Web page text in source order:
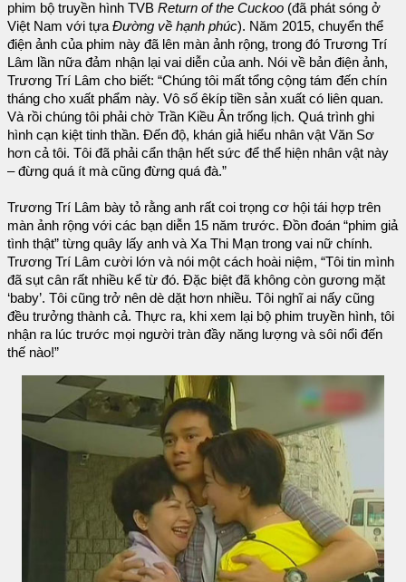
phim bộ truyền hình TVB Return of the Cuckoo (đã phát sóng ở
Việt Nam với tựa Đường về hạnh phúc). Năm 2015, chuyển thể
điện ảnh của phim này đã lên màn ảnh rộng, trong đó Trương Trí
Lâm lần nữa đảm nhận lại vai diễn của anh. Nói về bản điện ảnh,
Trương Trí Lâm cho biết: “Chúng tôi mất tổng cộng tám đến chín
tháng cho xuất phẩm này. Vô số êkíp tiền sản xuất có liên quan.
Và rồi chúng tôi phải chờ Trần Kiều Ân trống lịch. Quá trình ghi
hình cạn kiệt tinh thần. Đến độ, khán giả hiểu nhân vật Văn Sơ
hơn cả tôi. Tôi đã phải cẩn thận hết sức để thể hiện nhân vật này
– đừng quá ít mà cũng đừng quá đà.”
Trương Trí Lâm bày tỏ rằng anh rất coi trọng cơ hội tái hợp trên
màn ảnh rộng với các bạn diễn 15 năm trước. Đồn đoán “phim giả
tình thật” từng quây lấy anh và Xa Thi Mạn trong vai nữ chính.
Trương Trí Lâm cười lớn và nói một cách hoài niệm, “Tôi tin mình
đã sụt cân rất nhiều kể từ đó. Đặc biệt đã không còn gương mặt
‘baby’. Tôi cũng trở nên dè dặt hơn nhiều. Tôi nghĩ ai nấy cũng
đều trưởng thành cả. Thực ra, khi xem lại bộ phim truyền hình, tôi
nhận ra lúc trước mọi người tràn đầy năng lượng và sôi nổi đến
thế nào!”